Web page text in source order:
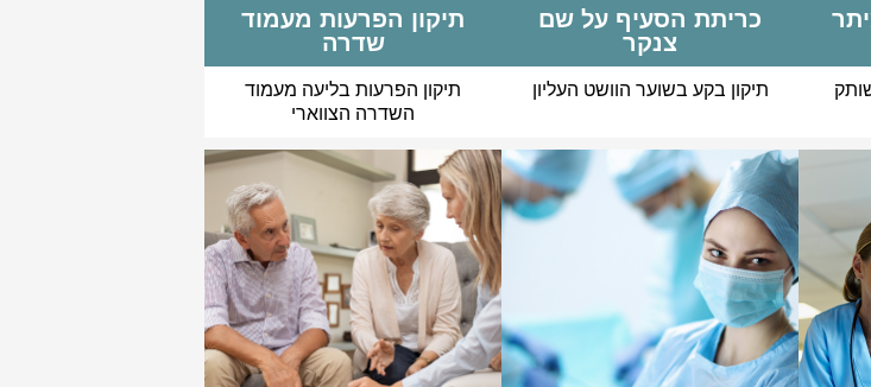
כריתת הסעיף על שם
צנקר
תיקון בקע בשוער הוושט העליון
תיקון הפרעות מעמוד
שדרה
תיקון הפרעות בליעה מעמוד
השדרה הצווארי